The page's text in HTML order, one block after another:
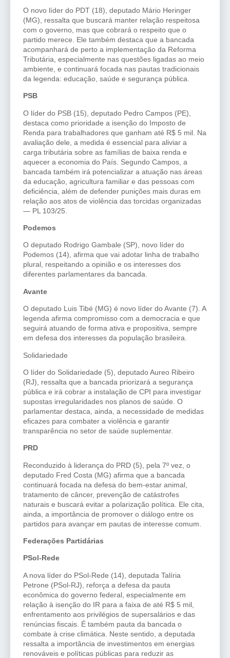
O novo líder do PDT (18), deputado Mário Heringer
(MG), ressalta que buscará manter relação respeitosa
com o governo, mas que cobrará o respeito que o
partido merece. Ele também destaca que a bancada
acompanhará de perto a implementação da Reforma
Tributária, especialmente nas questões ligadas ao meio
ambiente, e continuará focada nas pautas tradicionais
da legenda: educação, saúde e segurança pública.
PSB
O líder do PSB (15), deputado Pedro Campos (PE),
destaca como prioridade a isenção do Imposto de
Renda para trabalhadores que ganham até R$ 5 mil. Na
avaliação dele, a medida é essencial para aliviar a
carga tributária sobre as famílias de baixa renda e
aquecer a economia do País. Segundo Campos, a
bancada também irá potencializar a atuação nas áreas
da educação, agricultura familiar e das pessoas com
deficiência, além de defender punições mais duras em
relação aos atos de violência das torcidas organizadas
— PL 103/25.
Podemos
O deputado Rodrigo Gambale (SP), novo líder do
Podemos (14), afirma que vai adotar linha de trabalho
plural, respeitando a opinião e os interesses dos
diferentes parlamentares da bancada.
Avante
O deputado Luis Tibé (MG) é novo líder do Avante (7). A
legenda afirma compromisso com a democracia e que
seguirá atuando de forma ativa e propositiva, sempre
em defesa dos interesses da população brasileira.
Solidariedade
O líder do Solidariedade (5), deputado Aureo Ribeiro
(RJ), ressalta que a bancada priorizará a segurança
pública e irá cobrar a instalação de CPI para investigar
supostas irregularidades nos planos de saúde. O
parlamentar destaca, ainda, a necessidade de medidas
eficazes para combater a violência e garantir
transparência no setor de saúde suplementar.
PRD
Reconduzido à liderança do PRD (5), pela 7º vez, o
deputado Fred Costa (MG) afirma que a bancada
continuará focada na defesa do bem-estar animal,
tratamento de câncer, prevenção de catástrofes
naturais e buscará evitar a polarização política. Ele cita,
ainda, a importância de promover o diálogo entre os
partidos para avançar em pautas de interesse comum.
Federações Partidárias
PSol-Rede
A nova líder do PSol-Rede (14), deputada Talíria
Petrone (PSol-RJ), reforça a defesa da pauta
econômica do governo federal, especialmente em
relação à isenção do IR para a faixa de até R$ 5 mil,
enfrentamento aos privilégios de supersalários e das
renúncias fiscais. É também pauta da bancada o
combate à crise climática. Neste sentido, a deputada
ressalta a importância de investimentos em energias
renováveis e políticas públicas para reduzir as